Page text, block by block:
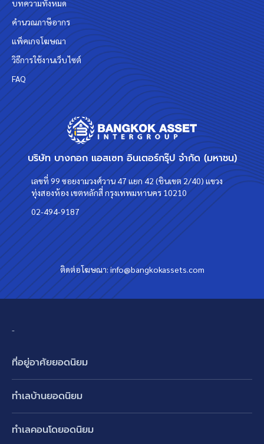
บริษัท บางกอก แอสเซท อินเตอร์กรุ๊ป จำกัด (มหาชน)
เลขที่ 99 ซอยงามวงศ์วาน 47 แยก 42 (ชินเขต 2/40) แขวง
ทุ่งสองห้อง เขตหลักสี่ กรุงเทพมหานคร 10210
02-494-9187
ติดต่อโฆษณา:info@bangkokassets.com
บทความทั้งหมด
คำนวณภาษีอากร
แพ็คเกจโฆษณา
วิธีการใช้งานเว็บไซต์
FAQ
-
ที่อยู่อาศัยยอดนิยม
ทาวน์เฮ้าส์ ทาวน์โฮม
ทำเลบ้านยอดนิยม
ทำเลคอนโดยอดนิยม